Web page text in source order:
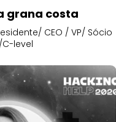
grana costa
CEO / VP/ Sócio
level